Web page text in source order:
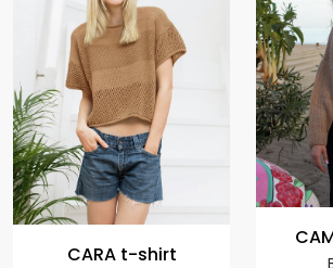
CARA t-shirt